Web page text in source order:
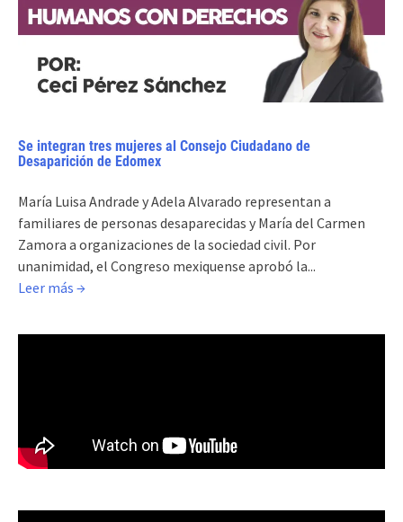
Se integran tres mujeres al Consejo Ciudadano de
Desaparición de Edomex
María Luisa Andrade y Adela Alvarado representan a
familiares de personas desaparecidas y María del Carmen
Zamora a organizaciones de la sociedad civil. Por
unanimidad, el Congreso mexiquense aprobó la...
Leer más →